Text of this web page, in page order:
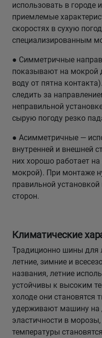
использовать в городе
приемлемые
скоростях в сухую
специализированным
● Симметричные
показывают на мокрой
воду от пятна
следить за
неправильной
сырую погоду резко
● Асимметричные —
внутренней и внешней
них хорошо работает
мокрой). При монтаже
правильной
сторон.
Климатические
Традиционно шины для
летние, зимние и
названия, летние
устойчивы к высоким
холоде они становятся
удерживают машину на
эластичности в
температуры